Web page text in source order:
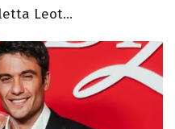
Leot...